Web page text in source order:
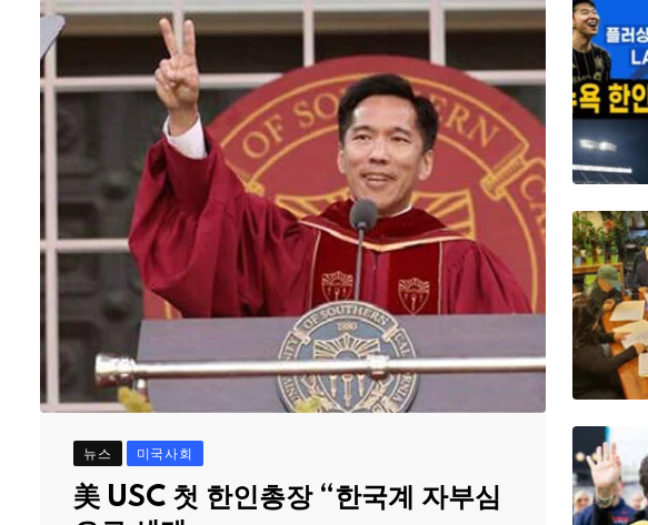
뉴스 미국사회
美 USC 첫 한인총장 “한국계 자부심